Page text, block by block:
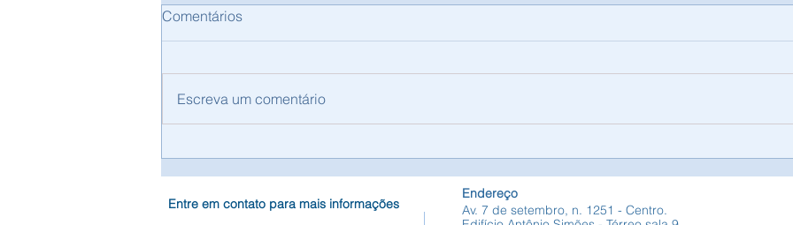
Contratação para Assessoria
BIBLIOTECAS E
INFORMAÇÃO DIGITAL
Comentários
Escreva um comentário
Entre em contato para mais informações
Endereço
Av. 7 de setembro, n. 1251 - Centro.